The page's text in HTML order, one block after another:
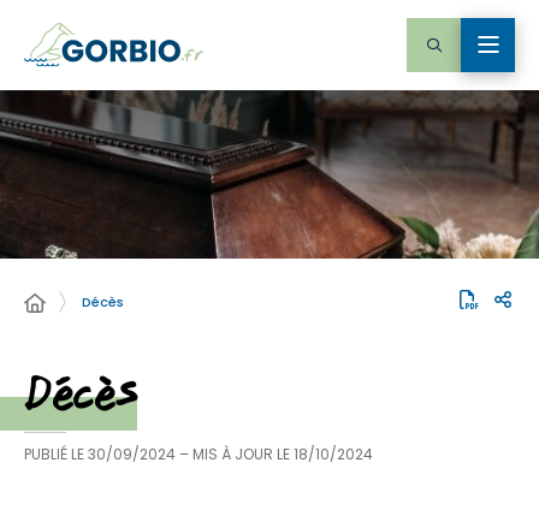
Décès
Décès
PUBLIÉ LE30/09/2024 – MIS À JOUR LE18/10/2024